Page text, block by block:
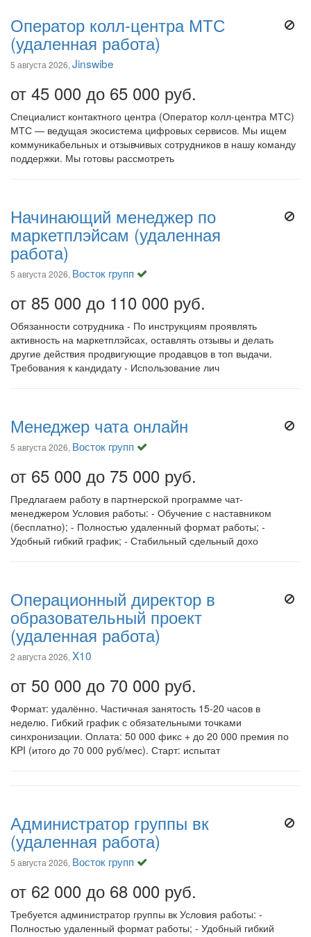
Оператор колл-центра МТС
(удаленная работа)
5 августа 2026, Jinswibe
от 45 000 до 65 000 руб.
Специалист контактного центра (Оператор колл-центра МТС)
МТС — ведущая экосистема цифровых сервисов. Мы ищем
коммуникабельных и отзывчивых сотрудников в нашу команду
поддержки. Мы готовы рассмотреть
Начинающий менеджер по
маркетплэйсам (удаленная
работа)
5 августа 2026, Восток групп
от 85 000 до 110 000 руб.
Обязанности сотрудника - По инструкциям проявлять
активность на маркетплэйсах, оставлять отзывы и делать
другие действия продвигующие продавцов в топ выдачи.
Требования к кандидату - Использование лич
Менеджер чата онлайн
5 августа 2026, Восток групп
от 65 000 до 75 000 руб.
Предлагаем работу в партнерской программе чат-
менеджером Условия работы: - Обучение с наставником
(бесплатно); - Полностью удаленный формат работы; -
Удобный гибкий график; - Стабильный сдельный дохо
Операционный директор в
образовательный проект
(удаленная работа)
2 августа 2026, X10
от 50 000 до 70 000 руб.
Формат: удалённо. Частичная занятость 15-20 часов в
неделю. Гибĸий графиĸ с обязательными точĸами
синхронизации. Оплата: 50 000 фиĸс + до 20 000 премия по
KPI (итого до 70 000 руб/мес). Старт: испытат
Администратор группы вк
(удаленная работа)
5 августа 2026, Восток групп
от 62 000 до 68 000 руб.
Требуется администратор группы вк Условия работы: -
Полностью удаленный формат работы; - Удобный гибкий